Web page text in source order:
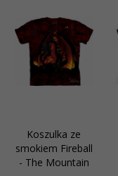
Koszulka ze
smokiem Fireball
- The Mountain